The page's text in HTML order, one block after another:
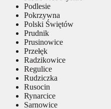
Podlesie
Pokrzywna
Polski Świętów
Prudnik
Prusinowice
Przełęk
Radzikowice
Regulice
Rudziczka
Rusocin
Rynarcice
Sarnowice